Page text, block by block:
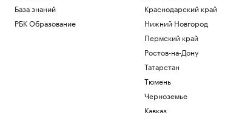
База знаний
РБК Образование
Краснодарский край
Нижний Новгород
Пермский край
Ростов-на-Дону
Татарстан
Тюмень
Черноземье
Кавказ